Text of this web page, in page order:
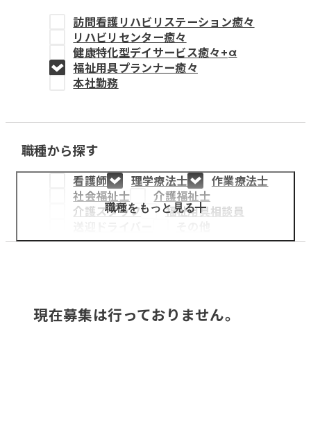
教育事業
姫路中央こども園
姫路中央保育園
採用情報
医療・介護事業
募集職種
訪問看護リハビリステーション癒々
リハビリセンター癒々
健康特化型デイサービス癒々+α
福祉用具プランナー癒々
本社勤務
職種から探す
看護師 理学療法士
作業療法士
社会福祉士
介護福祉士
介護スタッフ
福祉用具相談員
職種をもっと見る
現在募集は行っておりません。